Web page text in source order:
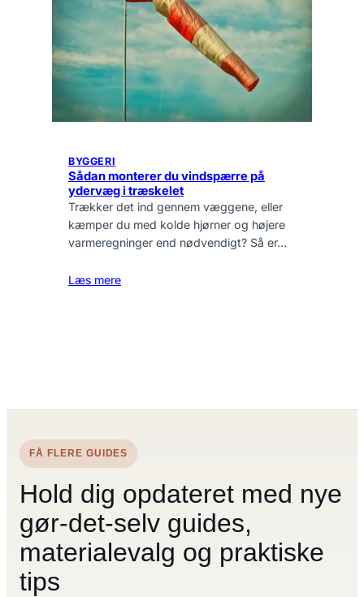
BYGGERI
Sådan monterer du vindspærre på
ydervæg i træskelet
Trækker det ind gennem væggene, eller
kæmper du med kolde hjørner og højere
varmeregninger end nødvendigt? Så er…
Læs mere
FÅ FLERE GUIDES
Hold dig opdateret med nye
gør-det-selv guides,
materialevalg og praktiske
tips